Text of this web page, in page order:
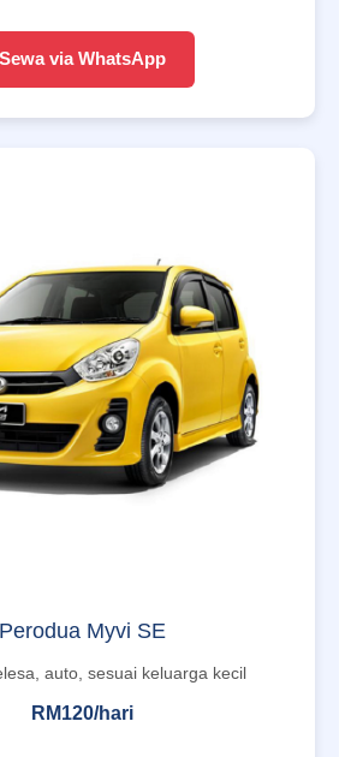
Sewa via WhatsApp
Perodua Myvi SE
auto, sesuai keluarga kecil
RM120/hari